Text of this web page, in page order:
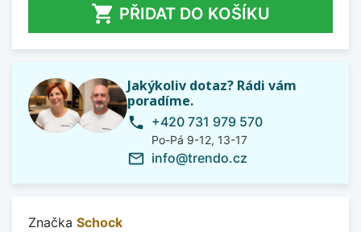
 PŘIDAT DO KOŠÍKU
Jakýkoliv dotaz? Rádi vám
poradíme.
phone +420 731 979 570
Po-Pá 9-12, 13-17
mail_outline info@trendo.cz
Značka Schock